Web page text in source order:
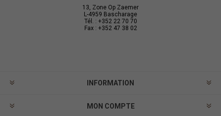
13, Zone Op Zaemer
L-4959 Bascharage
Tél. : +352 22 70 70
Fax : +352 47 38 02
INFORMATION
MON COMPTE